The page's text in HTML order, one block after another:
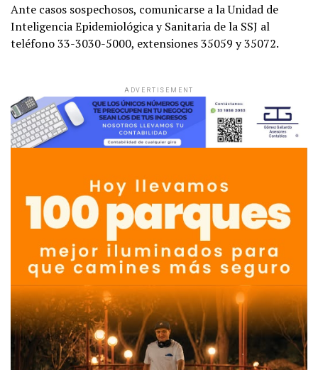
Ante casos sospechosos, comunicarse a la Unidad de
Inteligencia Epidemiológica y Sanitaria de la SSJ al
teléfono 33-3030-5000, extensiones 35059 y 35072.
ADVERTISEMENT